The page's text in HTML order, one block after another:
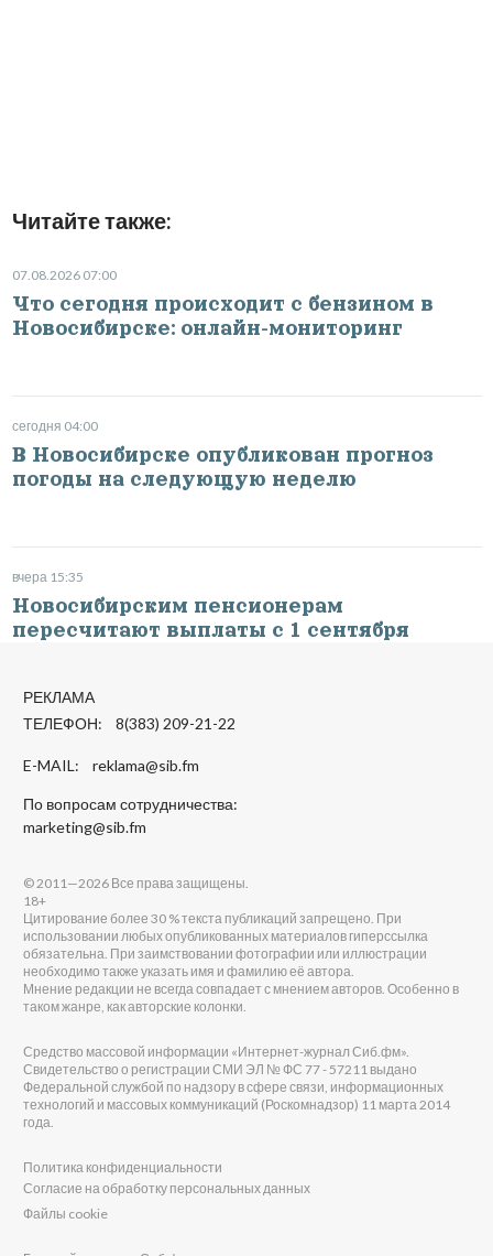
Читайте также:
07.08.2026 07:00
Что сегодня происходит с бензином в
Новосибирске: онлайн-мониторинг
сегодня 04:00
В Новосибирске опубликован прогноз
погоды на следующую неделю
вчера 15:35
Новосибирским пенсионерам
пересчитают выплаты с 1 сентября
РЕКЛАМА
ТЕЛЕФОН: 8(383) 209-21-22
E-MAIL: reklama@sib.fm
По вопросам сотрудничества:
marketing@sib.fm
© 2011—2026 Все права защищены.
18+
Цитирование более 30 % текста публикаций запрещено. При
использовании любых опубликованных материалов гиперссылка
обязательна. При заимствовании фотографии или иллюстрации
необходимо также указать имя и фамилию её автора.
Мнение редакции не всегда совпадает с мнением авторов. Особенно в
таком жанре, как авторские колонки.
Средство массовой информации «Интернет-журнал Сиб.фм».
Свидетельство о регистрации СМИ ЭЛ № ФС 77 - 57211 выдано
Федеральной службой по надзору в сфере связи, информационных
технологий и массовых коммуникаций (Роскомнадзор) 11 марта 2014
года.
Политика конфиденциальности
Согласие на обработку персональных данных
Файлы cookie